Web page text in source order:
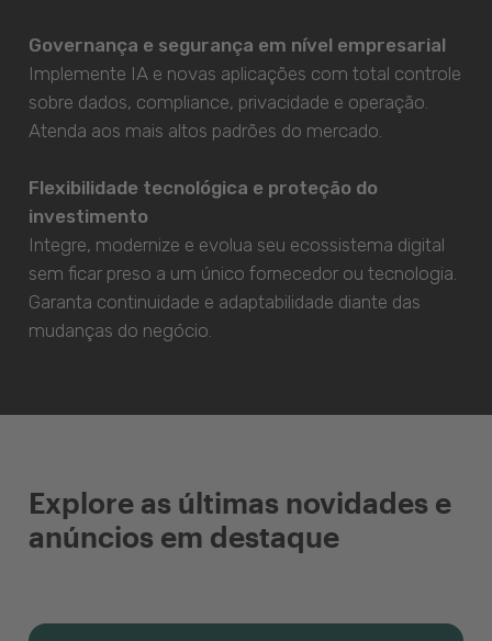
Governança e segurança em nível empresarial
Implemente IA e novas aplicações com total controle
sobre dados, compliance, privacidade e operação.
Atenda aos mais altos padrões do mercado.
Flexibilidade tecnológica e proteção do
investimento
Integre, modernize e evolua seu ecossistema digital
sem ficar preso a um único fornecedor ou tecnologia.
Garanta continuidade e adaptabilidade diante das
mudanças do negócio.
Explore as últimas novidades e
anúncios em destaque